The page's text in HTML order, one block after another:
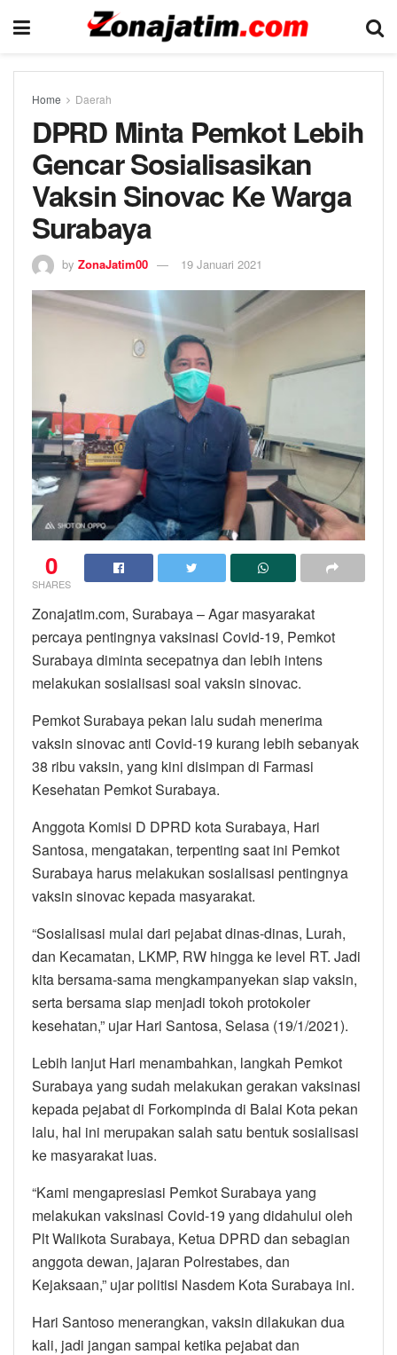
Home Daerah
DPRD Minta Pemkot Lebih
Gencar Sosialisasikan
Vaksin Sinovac Ke Warga
Surabaya
by ZonaJatim00 19 Januari 2021
0
SHARES
Zonajatim.com, Surabaya – Agar masyarakat
percaya pentingnya vaksinasi Covid-19, Pemkot
Surabaya diminta secepatnya dan lebih intens
melakukan sosialisasi soal vaksin sinovac.
Pemkot Surabaya pekan lalu sudah menerima
vaksin sinovac anti Covid-19 kurang lebih sebanyak
38 ribu vaksin, yang kini disimpan di Farmasi
Kesehatan Pemkot Surabaya.
Anggota Komisi D DPRD kota Surabaya, Hari
Santosa, mengatakan, terpenting saat ini Pemkot
Surabaya harus melakukan sosialisasi pentingnya
vaksin sinovac kepada masyarakat.
“Sosialisasi mulai dari pejabat dinas-dinas, Lurah,
dan Kecamatan, LKMP, RW hingga ke level RT. Jadi
kita bersama-sama mengkampanyekan siap vaksin,
serta bersama siap menjadi tokoh protokoler
kesehatan,” ujar Hari Santosa, Selasa (19/1/2021).
Lebih lanjut Hari menambahkan, langkah Pemkot
Surabaya yang sudah melakukan gerakan vaksinasi
kepada pejabat di Forkompinda di Balai Kota pekan
lalu, hal ini merupakan salah satu bentuk sosialisasi
ke masyarakat luas.
“Kami mengapresiasi Pemkot Surabaya yang
melakukan vaksinasi Covid-19 yang didahului oleh
Plt Walikota Surabaya, Ketua DPRD dan sebagian
anggota dewan, jajaran Polrestabes, dan
Kejaksaan,” ujar politisi Nasdem Kota Surabaya ini.
Hari Santoso menerangkan, vaksin dilakukan dua
kali, jadi jangan sampai ketika pejabat dan